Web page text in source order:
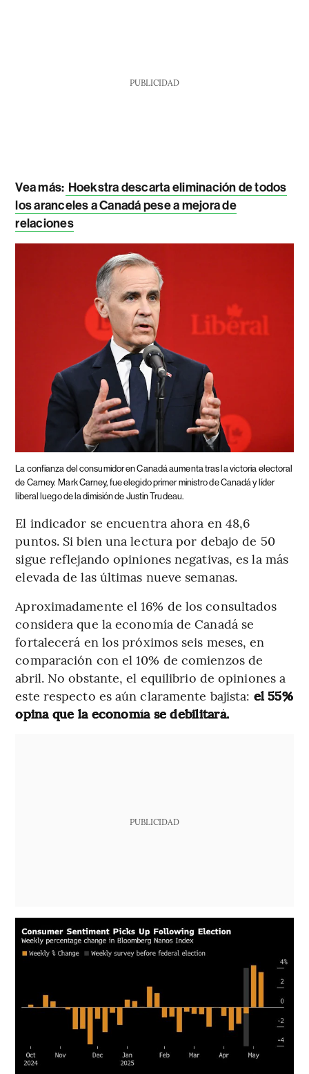
PUBLICIDAD
Vea más: Hoekstra descarta eliminación de todos
los aranceles a Canadá pese a mejora de
relaciones
La confianza del consumidor en Canadá aumenta tras la victoria electoral
de Carney. Mark Carney, fue elegido primer ministro de Canadá y líder
liberal luego de la dimisión de Justin Trudeau.
El indicador se encuentra ahora en 48,6
puntos. Si bien una lectura por debajo de 50
sigue reflejando opiniones negativas, es la más
elevada de las últimas nueve semanas.
Aproximadamente el 16% de los consultados
considera que la economía de Canadá se
fortalecerá en los próximos seis meses, en
comparación con el 10% de comienzos de
abril. No obstante, el equilibrio de opiniones a
este respecto es aún claramente bajista: el 55%
opina que la economía se debilitará.
PUBLICIDAD